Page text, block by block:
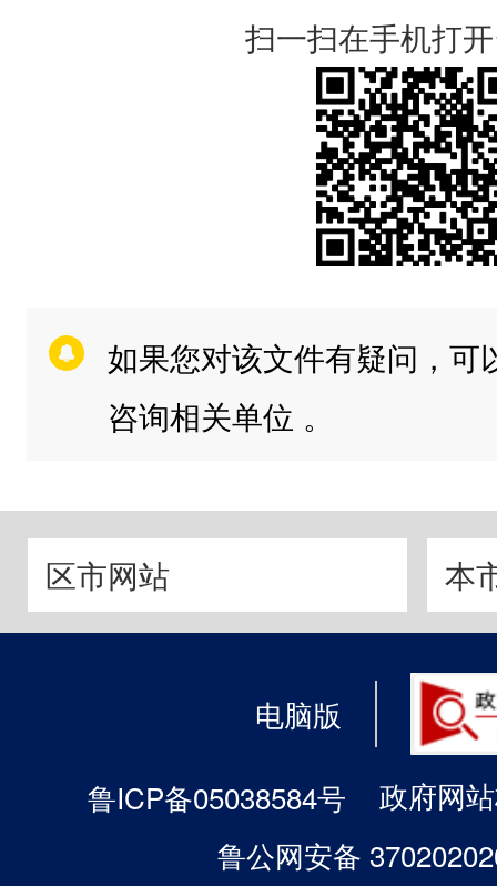
扫一扫在手机打
如果您对该文件有疑问，
咨询相关单位 。
区市网站 本
电脑版
鲁ICP备05038584号
政府网
鲁公网安备